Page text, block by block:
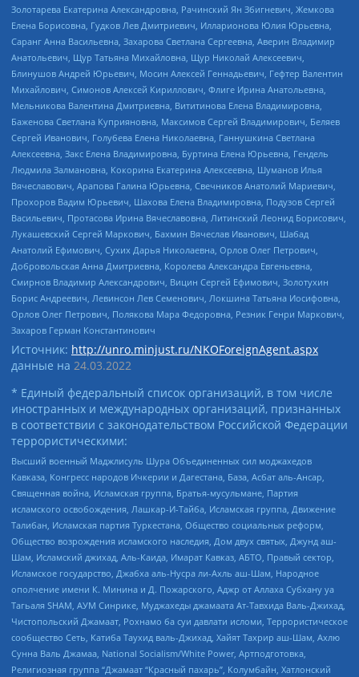
Золотарева Екатерина Александровна, Рачинский Ян Збигневич, Жемкова
Елена Борисовна, Гудков Лев Дмитриевич, Илларионова Юлия Юрьевна,
Саранг Анна Васильевна, Захарова Светлана Сергеевна, Аверин Владимир
Анатольевич, Щур Татьяна Михайловна, Щур Николай Алексеевич,
Блинушов Андрей Юрьевич, Мосин Алексей Геннадьевич, Гефтер Валентин
Михайлович, Симонов Алексей Кириллович, Флиге Ирина Анатольевна,
Мельникова Валентина Дмитриевна, Вититинова Елена Владимировна,
Баженова Светлана Куприяновна, Максимов Сергей Владимирович, Беляев
Сергей Иванович, Голубева Елена Николаевна, Ганнушкина Светлана
Алексеевна, Закс Елена Владимировна, Буртина Елена Юрьевна, Гендель
Людмила Залмановна, Кокорина Екатерина Алексеевна, Шуманов Илья
Вячеславович, Арапова Галина Юрьевна, Свечников Анатолий Мариевич,
Прохоров Вадим Юрьевич, Шахова Елена Владимировна, Подузов Сергей
Васильевич, Протасова Ирина Вячеславовна, Литинский Леонид Борисович,
Лукашевский Сергей Маркович, Бахмин Вячеслав Иванович, Шабад
Анатолий Ефимович, Сухих Дарья Николаевна, Орлов Олег Петрович,
Добровольская Анна Дмитриевна, Королева Александра Евгеньевна,
Смирнов Владимир Александрович, Вицин Сергей Ефимович, Золотухин
Борис Андреевич, Левинсон Лев Семенович, Локшина Татьяна Иосифовна,
Орлов Олег Петрович, Полякова Мара Федоровна, Резник Генри Маркович,
Захаров Герман Константинович
Источник: http://unro.minjust.ru/NKOForeignAgent.aspx
данные на 24.03.2022
* Единый федеральный список организаций, в том числе
иностранных и международных организаций, признанных
в соответствии с законодательством Российской Федерации
террористическими:
Высший военный Маджлисуль Шура Объединенных сил моджахедов
Кавказа, Конгресс народов Ичкерии и Дагестана, База, Асбат аль-Ансар,
Священная война, Исламская группа, Братья-мусульмане, Партия
исламского освобождения, Лашкар-И-Тайба, Исламская группа, Движение
Талибан, Исламская партия Туркестана, Общество социальных реформ,
Общество возрождения исламского наследия, Дом двух святых, Джунд аш-
Шам, Исламский джихад, Аль-Каида, Имарат Кавказ, АБТО, Правый сектор,
Исламское государство, Джабха аль-Нусра ли-Ахль аш-Шам, Народное
ополчение имени К. Минина и Д. Пожарского, Аджр от Аллаха Субхану уа
Тагьаля SHAM, АУМ Синрике, Муджахеды джамаата Ат-Тавхида Валь-Джихад,
Чистопольский Джамаат, Рохнамо ба суи давлати исломи, Террористическое
сообщество Сеть, Катиба Таухид валь-Джихад, Хайят Тахрир аш-Шам, Ахлю
Сунна Валь Джамаа, National Socialism/White Power, Артподготовка,
Религиозная группа “Джамаат “Красный пахарь”, Колумбайн, Хатлонский